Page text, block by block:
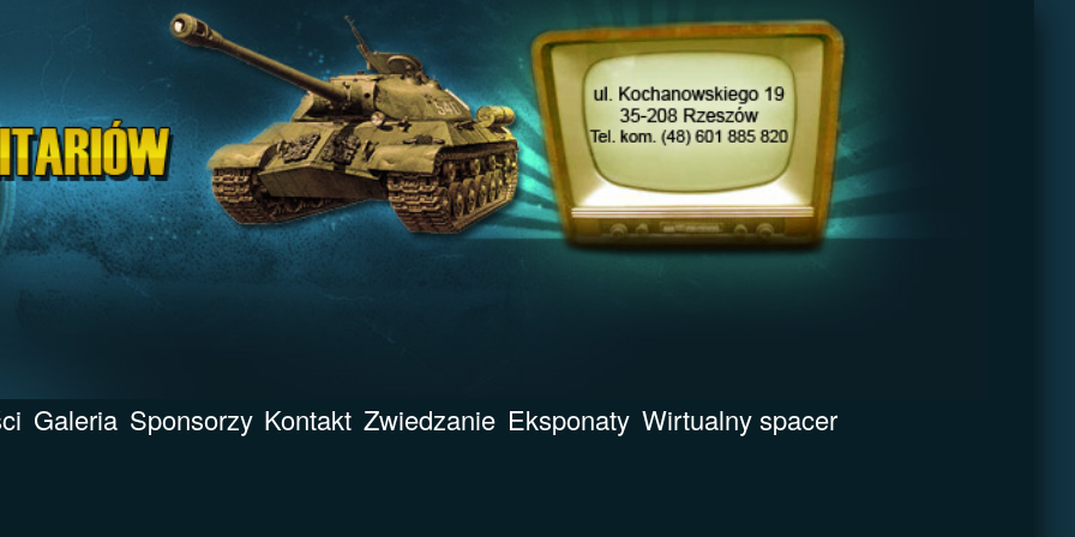
Galeria Sponsorzy Kontakt Zwiedzanie Eksponaty Wirtualny spacer